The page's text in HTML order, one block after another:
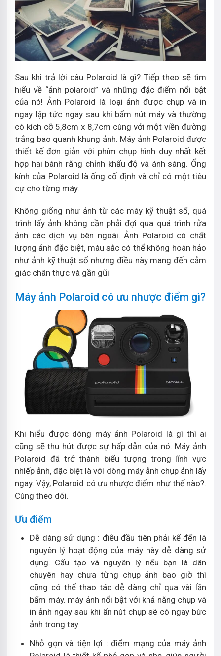
Sau khi trả lời câu Polaroid là gì? Tiếp theo sẽ tìm
hiểu về “ảnh polaroid” và những đặc điểm nổi bật
của nó! Ảnh Polaroid là loại ảnh được chụp và in
ngay lập tức ngay sau khi bấm nút máy và thường
có kích cỡ 5,8cm x 8,7cm cùng với một viền đường
trắng bao quanh khung ảnh. Máy ảnh Polaroid được
thiết kế đơn giản với phím chụp hình duy nhất kết
hợp hai bánh răng chỉnh khẩu độ và ánh sáng. Ống
kính của Polaroid là ống cố định và chỉ có một tiêu
cự cho từng máy.
Không giống như ảnh từ các máy kỹ thuật số, quá
trình lấy ảnh không cần phải đợi qua quá trình rửa
ảnh các dịch vụ bên ngoài. Ảnh Polaroid có chất
lượng ảnh đặc biệt, màu sắc có thể không hoàn hảo
như ảnh kỹ thuật số nhưng điều này mang đến cảm
giác chân thực và gần gũi.
Máy ảnh Polaroid có ưu nhược điểm gì?
Khi hiểu được dòng máy ảnh Polaroid là gì thì ai
cũng sẽ thu hút được sự hấp dẫn của nó. Máy ảnh
Polaroid đã trở thành biểu tượng trong lĩnh vực
nhiếp ảnh, đặc biệt là với dòng máy ảnh chụp ảnh lấy
ngay. Vậy, Polaroid có ưu nhược điểm như thế nào?.
Cùng theo dõi.
Ưu điểm
Dễ dàng sử dụng : điều đầu tiên phải kể đến là
nguyên lý hoạt động của máy này dễ dàng sử
dụng. Cấu tạo và nguyên lý nếu bạn là dân
chuyên hay chưa từng chụp ảnh bao giờ thì
cũng có thể thao tác dễ dàng chỉ qua vài lần
bấm máy. máy ảnh nổi bật với khả năng chụp và
in ảnh ngay sau khi ấn nút chụp sẽ có ngay bức
ảnh trong tay
Nhỏ gọn và tiện lợi : điểm mạng của máy ảnh